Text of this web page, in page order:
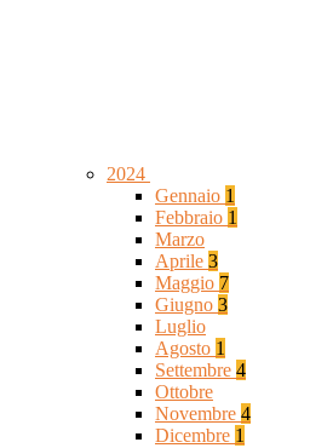
2024
Gennaio 1
Febbraio 1
Marzo
Aprile 3
Maggio 7
Giugno 3
Luglio
Agosto 1
Settembre 4
Ottobre
Novembre 4
Dicembre 1